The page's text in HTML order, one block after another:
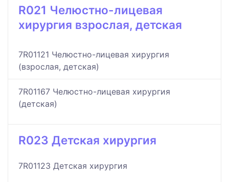
R021 Челюстно-лицевая
хирургия взрослая, детская
7R01121 Челюстно-лицевая хирургия
(взрослая, детская)
7R01167 Челюстно-лицевая хирургия
(детская)
R023 Детская хирургия
7R01123 Детская хирургия